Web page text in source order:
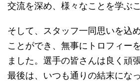
交流を深め、様々なことを学ぶ
そして、スタッフ一同思いを込
ことができ、無事にトロフィー
ました。選手の皆さんは良く頑
最後は、いつも通りの結末にな